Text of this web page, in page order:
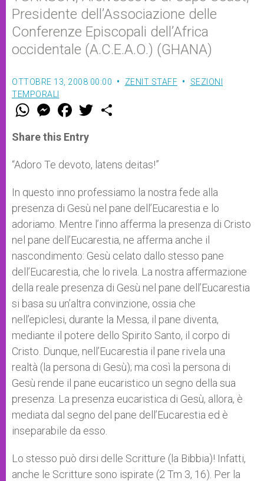
Presidente dell’Associazione delle
Conferenze Episcopali dell’Africa
occidentale (A.C.E.A.O.) (GHANA)
OTTOBRE 13, 2008 00:00 ZENIT STAFF
SEZIONI
TEMPORALI
W
t
s
p
p
M
e
s
e
g
e
F
a
e
b
o
k
w
r
Share this Entry
“Adoro Te devoto, latens deitas!”
In questo inno professiamo la nostra fede alla
presenza di Gesù nel pane dell’Eucarestia e lo
adoriamo. Mentre l’inno afferma la presenza di Cristo
nel pane dell’Eucarestia, ne afferma anche il
nascondimento: Gesù celato dallo stesso pane
dell’Eucarestia, che lo rivela. La nostra affermazione
della reale presenza di Gesù nel pane dell’Eucarestia
si basa su un’altra convinzione, ossia che
nell’epiclesi, durante la Messa, il pane diventa,
mediante il potere dello Spirito Santo, il corpo di
Cristo. Dunque, nell’Eucarestia il pane rivela una
realtà (la persona di Gesù); ma così la persona di
Gesù rende il pane eucaristico un segno della sua
presenza. La presenza eucaristica di Gesù, allora, è
mediata dal segno del pane dell’Eucarestia ed è
inseparabile da esso.
Lo stesso può dirsi delle Scritture (la Bibbia)! Infatti,
anche le Scritture sono ispirate (2 Tm 3, 16). Per la